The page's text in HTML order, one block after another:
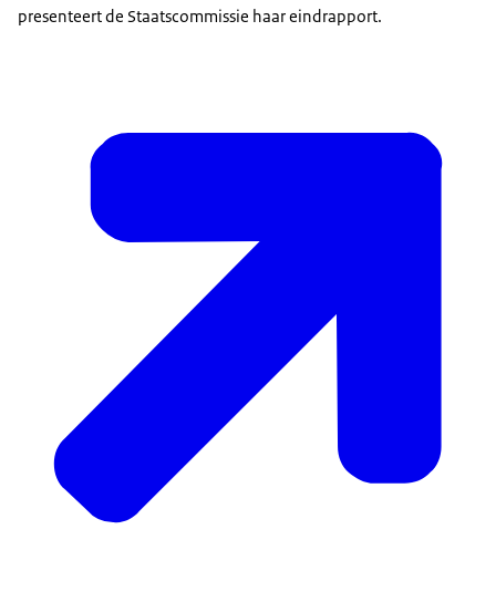
presenteert de Staatscommissie haar eindrapport.